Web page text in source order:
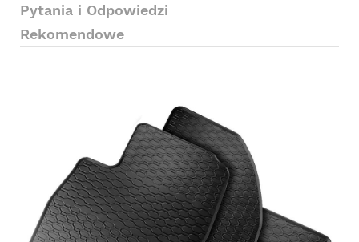
Pytania i Odpowiedzi
Rekomendowe